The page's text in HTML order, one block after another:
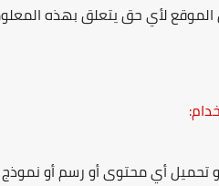
لأي حق يتعلق بهذه
تحميل أي محتوى أو رسم أو